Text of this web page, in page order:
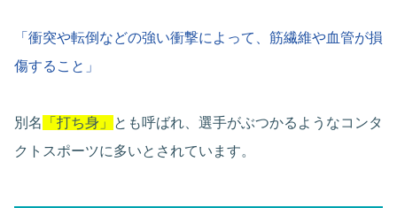
「衝突や転倒などの強い衝撃によって、筋繊維や血管が損
傷すること」
別名 「打ち身」
とも呼ばれ、選手がぶつかるようなコンタ
クトスポーツに多いとされています。